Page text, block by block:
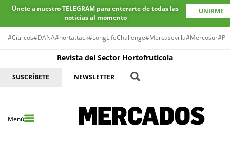
Únete a nuestro TELEGRAM para enterarte de todas las
noticias al momento
UNIRME
#Cítricos#DANA#hortattack#LongLifeChallenge#Mercasevilla#Mercosur
Revista del Sector Hortofrutícola
SUSCRÍBETE NEWSLETTER
Menú